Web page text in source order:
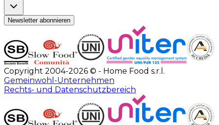
Newsletter abonnieren
Copyright 2004-2026 © - Home Food s.r.l.
Gemeinwohl-Unternehmen
Rechts- und Datenschutzbereich